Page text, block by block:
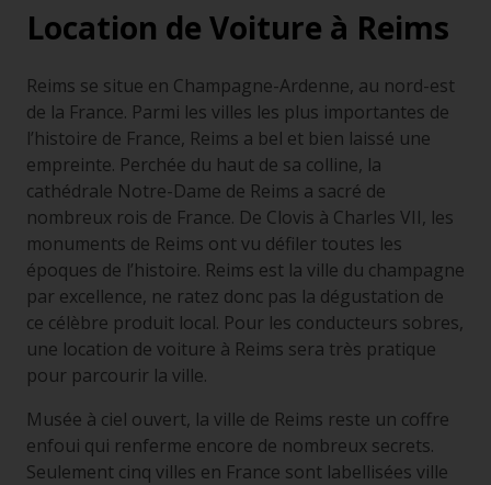
Location de Voiture à Reims
Reims se situe en Champagne-Ardenne, au nord-est
de la France. Parmi les villes les plus importantes de
l’histoire de France, Reims a bel et bien laissé une
empreinte. Perchée du haut de sa colline, la
cathédrale Notre-Dame de Reims a sacré de
nombreux rois de France. De Clovis à Charles VII, les
monuments de Reims ont vu défiler toutes les
époques de l’histoire. Reims est la ville du champagne
par excellence, ne ratez donc pas la dégustation de
ce célèbre produit local. Pour les conducteurs sobres,
une location de voiture à Reims sera très pratique
pour parcourir la ville.
Musée à ciel ouvert, la ville de Reims reste un coffre
enfoui qui renferme encore de nombreux secrets.
Seulement cinq villes en France sont labellisées ville